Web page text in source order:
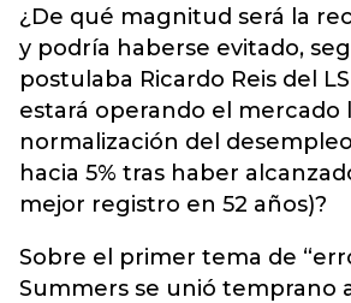
¿De qué magnitud será la
y podría haberse evitado,
postulaba Ricardo Reis del
estará operando el mercado
normalización del
hacia 5% tras haber
mejor registro en 52 años)?
Sobre el primer tema de
Summers se unió temprano